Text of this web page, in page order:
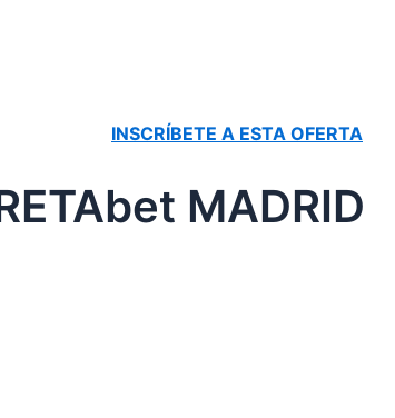
INSCRÍBETE A ESTA OFERTA
MADRID